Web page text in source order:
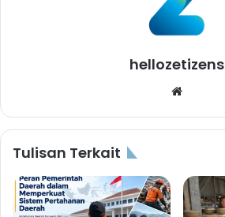
hellozetizens
Tulisan Terkait